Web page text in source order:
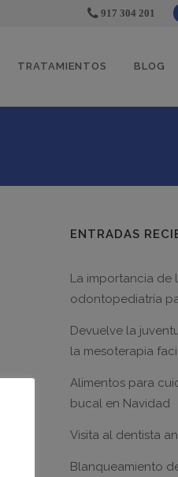
917 304 201
TRATAMIENTOS BLOG
ENTRADAS
La importancia de
odontopediatría
Devuelve la
la mesoterapia
Alimentos para
bucal en Navidad
Visita al dentista
Blanqueamiento